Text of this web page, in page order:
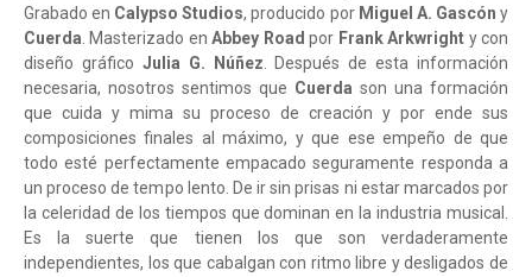
Grabado en Calypso Studios, producido por Miguel A. Gascón y
Cuerda. Masterizado enAbbey Road por Frank Arkwright y con
diseño gráfico Julia G. Núñez. Después de esta información
necesaria, nosotros sentimos que Cuerda son una formación
que cuida y mima su proceso de creación y por ende sus
composiciones finales al máximo, y que ese empeño de que
todo esté perfectamente empacado seguramente responda a
un proceso de tempo lento. De ir sin prisas ni estar marcados por
la celeridad de los tiempos que dominan en la industria musical.
Es la suerte que tienen los que son verdaderamente
independientes, los que cabalgan con ritmo libre y desligados de